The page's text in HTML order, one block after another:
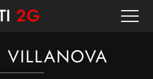
2G
VILLANOVA